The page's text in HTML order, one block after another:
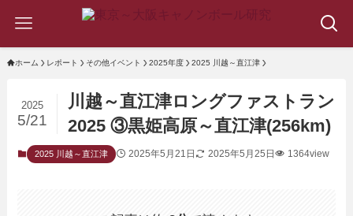
ホーム レポート その他イベント 2025年度 2025 川越～直江津
川越～直江津ロングファストラン
2025 ③黒姫高原～直江津(256km)
2025
5/21
2025 川越～直江津 2025年5月21日 2025年5月25日 1364view